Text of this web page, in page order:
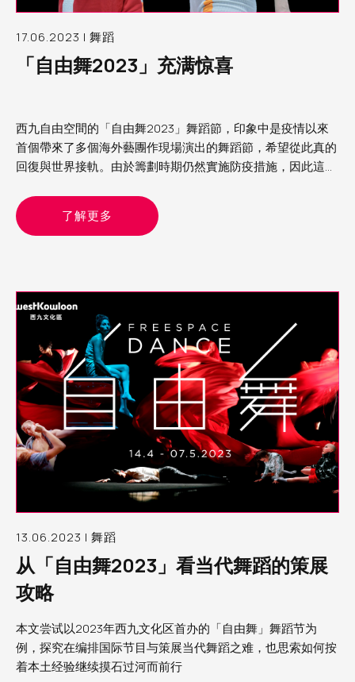
17.06.2023 | 舞蹈
「自由舞2023」充满惊喜
西九自由空間的「自由舞2023」舞蹈節，印象中是疫情以來
首個帶來了多個海外藝團作現場演出的舞蹈節，希望從此真的
回復與世界接軌。由於籌劃時期仍然實施防疫措施，因此這次
自德國的《女俠傳奇》、比利時的《沒有最壞》及以色列的
《異想客廳》，各有特色，頗有驚喜
了解更多
13.06.2023 | 舞蹈
从「自由舞2023」看当代舞蹈的策展
攻略
本文尝试以2023年西九文化区首办的「自由舞」舞蹈节为
例，探究在编排国际节目与策展当代舞蹈之难，也思索如何按
着本土经验继续摸石过河而前行